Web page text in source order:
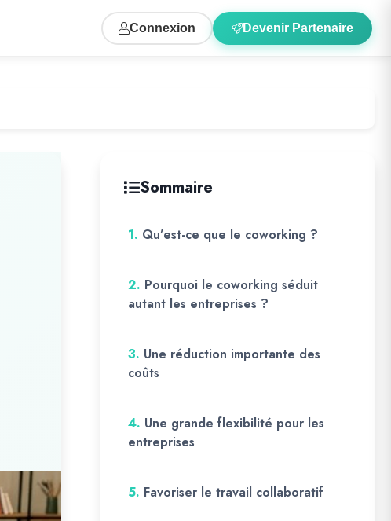
Connexion Devenir Partenaire
Sommaire
1. Qu’est-ce que le coworking ?
2. Pourquoi le coworking séduit
autant les entreprises ?
3. Une réduction importante des
coûts
4. Une grande flexibilité pour les
entreprises
5. Favoriser le travail collaboratif